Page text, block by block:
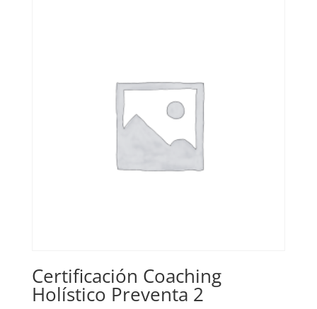
Certificación Coaching
Holístico Preventa 2